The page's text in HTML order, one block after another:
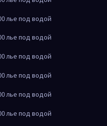
лье под водой
лье под водой
лье под водой
лье под водой
лье под водой
лье под водой